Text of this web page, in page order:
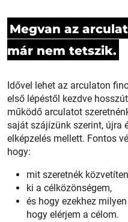
Megvan az
már nem tetszik.
Idővel lehet az arculaton
első lépéstől kezdve
működő arculatot
saját szájízünk szerint, újra
elképzelés mellett. Fontos
hogy:
mit szeretnék
ki a célközönségem,
és hogy ezekhez
hogy elérjem a célom.